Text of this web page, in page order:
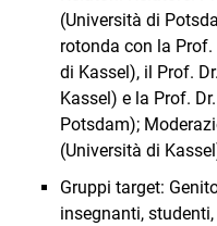
(Università di
rotonda con la Prof.
di Kassel), il Prof.
Kassel) e la Prof.
Potsdam);
(Università di
Gruppi target:
insegnanti,